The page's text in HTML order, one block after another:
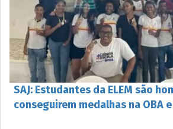
SAJ: Estudantes da ELEM são
conseguirem medalhas na OBA e